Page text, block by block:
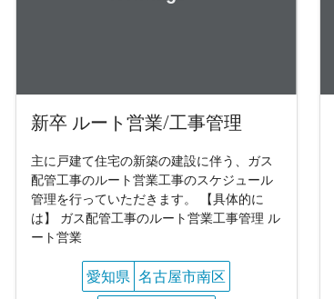
新卒 ルート営業/工事管理
主に戸建て住宅の新築の建設に伴う、ガス
配管工事のルート営業工事のスケジュール
管理を行っていただきます。 【具体的に
は】 ガス配管工事のルート営業工事管理 ル
ート営業
愛知県 名古屋市南区